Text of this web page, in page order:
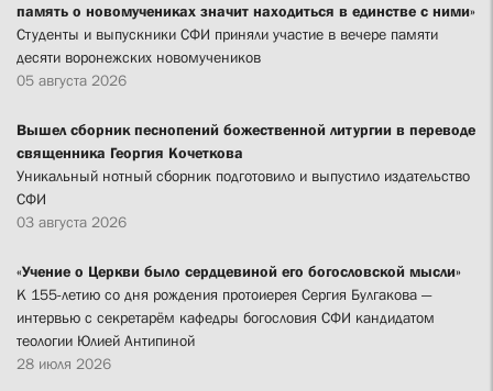
память о новомучениках значит находиться в единстве с ними»
Студенты и выпускники СФИ приняли участие в вечере памяти
десяти воронежских новомучеников
05 августа 2026
Вышел сборник песнопений божественной литургии в переводе
священника Георгия Кочеткова
Уникальный нотный сборник подготовило и выпустило издательство
СФИ
03 августа 2026
«Учение о Церкви было сердцевиной его богословской мысли»
К 155-летию со дня рождения протоиерея Сергия Булгакова —
интервью с секретарём кафедры богословия СФИ кандидатом
теологии Юлией Антипиной
28 июля 2026